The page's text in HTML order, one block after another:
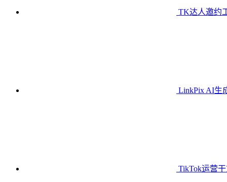
TK达人邀约
LinkPix AI生
TikTok运营